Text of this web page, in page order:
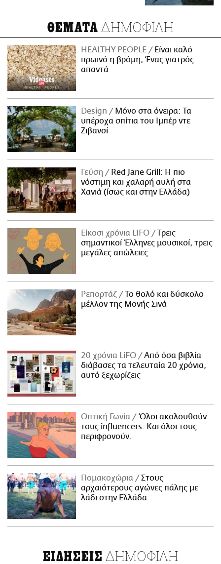
ΘΕΜΑΤΑ ΔΗΜΟΦΙΛΗ
HEALTHY PEOPLE
Είναι καλό
πρωινό η βρόμη; Ένας γιατρός
απαντά
Design
Μόνο στα όνειρα: Τα
υπέροχα σπίτια του Ιμπέρ ντε
Ζιβανσί
Γεύση
Red Jane Grill: Η πιο
νόστιμη και χαλαρή αυλή στα
Χανιά (ίσως και στην Ελλάδα)
Είκοσι χρόνια LIFO
Tρεις
σημαντικοί Έλληνες μουσικοί, τρεις
μεγάλες απώλειες
Ρεπορτάζ
Το θολό και δύσκολο
μέλλον της Μονής Σινά
20 χρόνια LiFO
Από όσα βιβλία
διάβασες τα τελευταία 20 χρόνια,
αυτό ξεχωρίζεις
Οπτική Γωνία
Όλοι ακολουθούν
τους influencers. Και όλοι τους
περιφρονούν.
Πομακοχώρια
Στους
αρχαιότερους αγώνες πάλης με
λάδι στην Ελλάδα
ΕΙΔΗΣΕΙΣ ΔΗΜΟΦΙΛΗ